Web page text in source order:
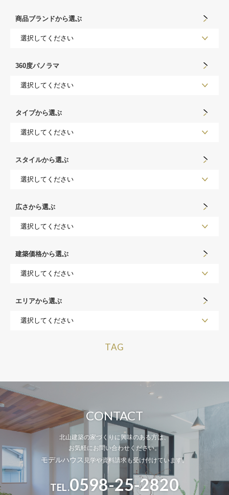
商品ブランドから選ぶ
360度パノラマ
タイプから選ぶ
スタイルから選ぶ
広さから選ぶ
建築価格から選ぶ
エリアから選ぶ
TAG
CONTACT
北山建築の家づくりに興味のある方は、
お気軽にお問い合わせください。
モデルハウス 見学や資料請求も受け付けています。
TEL.0598-25-2820